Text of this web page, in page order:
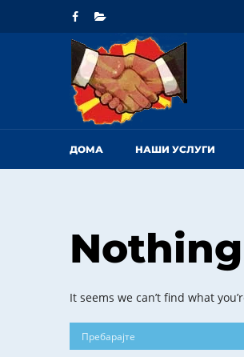
ДОМА НАШИ УСЛУГИ
It seems we can’t find what